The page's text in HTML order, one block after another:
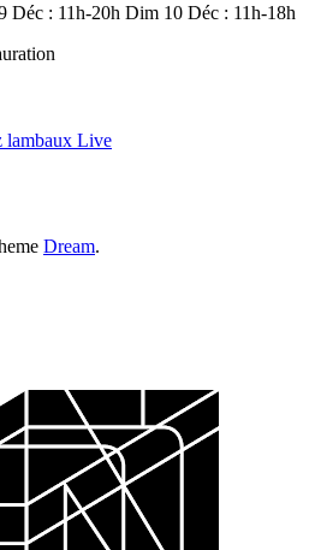
Déc : 11h-20h Dim 10 Déc : 11h-18h
lambaux Live
Dream.